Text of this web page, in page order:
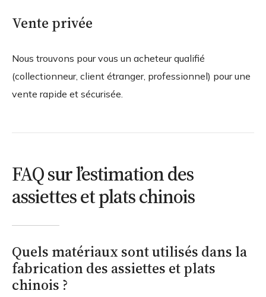
Vente privée
Nous trouvons pour vous un acheteur qualifié
(collectionneur, client étranger, professionnel) pour une
vente rapide et sécurisée.
FAQ sur l’estimation des
assiettes et plats chinois
Quels matériaux sont utilisés dans la
fabrication des assiettes et plats
chinois ?